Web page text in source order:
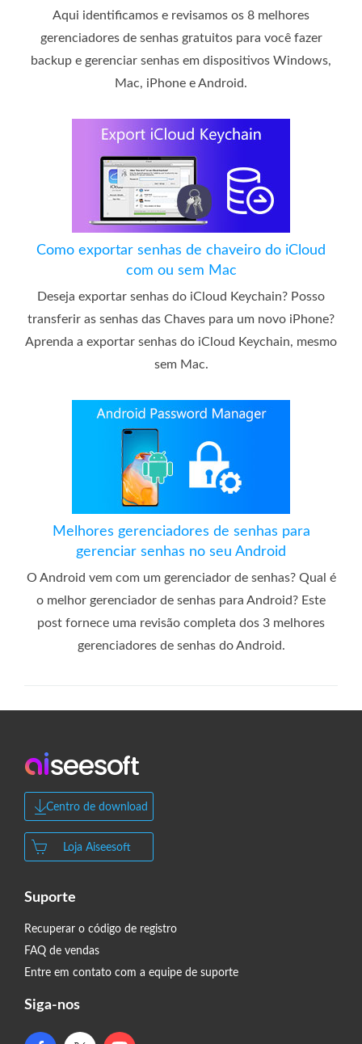
Aqui identificamos e revisamos os 8 melhores
gerenciadores de senhas gratuitos para você fazer
backup e gerenciar senhas em dispositivos Windows,
Mac, iPhone e Android.
Como exportar senhas de chaveiro do iCloud
com ou sem Mac
Deseja exportar senhas do iCloud Keychain? Posso
transferir as senhas das Chaves para um novo iPhone?
Aprenda a exportar senhas do iCloud Keychain, mesmo
sem Mac.
Melhores gerenciadores de senhas para
gerenciar senhas no seu Android
O Android vem com um gerenciador de senhas? Qual é
o melhor gerenciador de senhas para Android? Este
post fornece uma revisão completa dos 3 melhores
gerenciadores de senhas do Android.
Centro de download
Loja Aiseesoft
Suporte
Recuperar o código de registro
FAQ de vendas
Entre em contato com a equipe de suporte
Siga-nos